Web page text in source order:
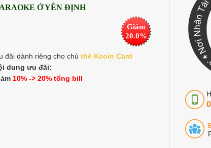
Ở YÊN ĐỊNH
đãi dành riêng cho chủ thẻ Kcoin Card
dung ưu đãi:
10% -> 20% tổng bill
Giảm
20.0%